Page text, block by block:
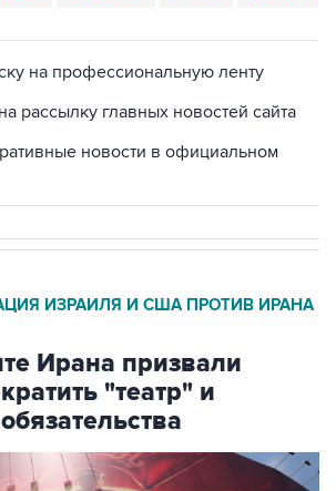
на профессиональную ленту
рассылку главных новостей сайта
новости в официальном
ИЗРАИЛЯ И США ПРОТИВ ИРАНА
Ирана призвали
"театр" и